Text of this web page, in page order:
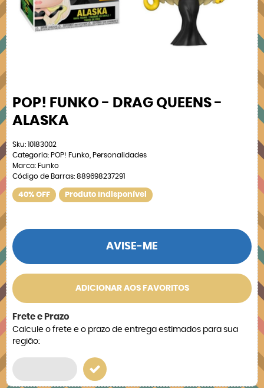
POP! FUNKO - DRAG QUEENS -
ALASKA
Sku: 10183002
Categoria: POP! Funko Personalidades
Marca: Funko
Código de Barras: 889698237291
40% OFF Produto Indisponível
AVISE-ME
ADICIONAR AOS FAVORITOS
Frete e Prazo
Calcule o frete e o prazo de entrega estimados para sua
região: